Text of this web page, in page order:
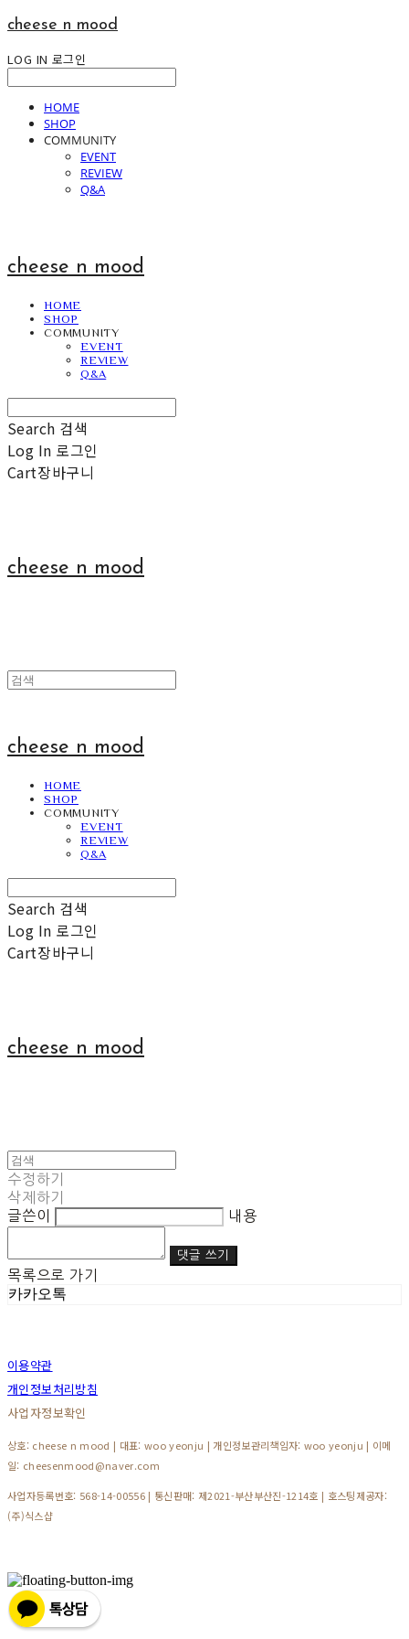
cheese n mood
LOG IN 로그인
HOME
SHOP
COMMUNITY
EVENT
REVIEW
Q&A
cheese n mood
HOME
SHOP
COMMUNITY
EVENT
REVIEW
Q&A
Search 검색
Log In 로그인
Cart장바구니
cheese n mood
cheese n mood
HOME
SHOP
COMMUNITY
EVENT
REVIEW
Q&A
Search 검색
Log In 로그인
Cart장바구니
cheese n mood
수정하기
삭제하기
글쓴이
내용
댓글 쓰기
목록으로 가기
카카오톡
이용약관
개인정보처리방침
사업자정보확인
상호: cheese n mood | 대표: woo yeonju | 개인정보관리책임자: woo yeonju | 이메
일: cheesenmood@naver.com
사업자등록번호: 568-14-00556| 통신판매: 제2021-부산부산진-1214호 | 호스팅제공자:
(주)식스샵